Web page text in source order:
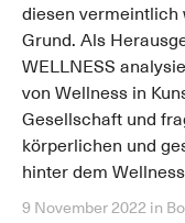
diesen vermeintlich
Grund. Als
WELLNESS
von Wellness in
Gesellschaft und
körperlichen und
hinter dem
9 November 2022 in